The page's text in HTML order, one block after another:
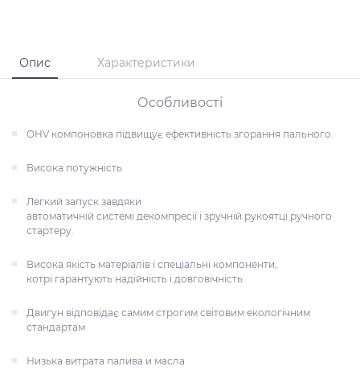
Опис Характеристики
Особливості
OHV компоновка підвищує ефективність згорання пального.
Висока потужність
Легкий запуск завдяки
автоматичній системі декомпресії і зручній рукоятці ручного
стартеру.
Висока якість матеріалів і спеціальні компоненти,
котрі гарантують надійність і довговічність
Двигун відповідає самим строгим світовим екологічним
стандартам
Низька витрата палива и масла